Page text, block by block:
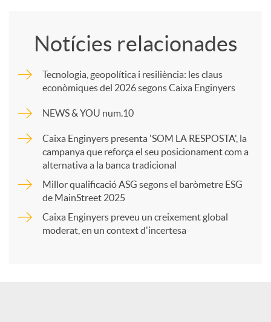
m
a
r
t
Notícies relacionades
Tecnologia, geopolítica i resiliència: les claus
econòmiques del 2026 segons Caixa Enginyers
NEWS & YOU num.10
Caixa Enginyers presenta 'SOM LA RESPOSTA', la
campanya que reforça el seu posicionament com a
alternativa a la banca tradicional
Millor qualificació ASG segons el baròmetre ESG
de MainStreet 2025
Caixa Enginyers preveu un creixement global
moderat, en un context d'incertesa